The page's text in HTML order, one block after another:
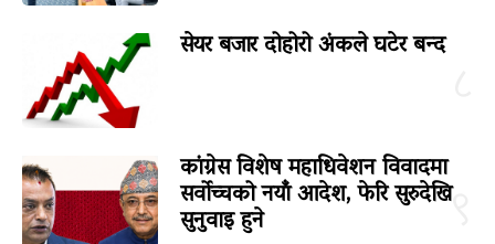
सेयर बजार दोहोरो अंकले घटेर बन्द
९
कांग्रेस विशेष महाधिवेशन विवादमा
सर्वोच्चको नयाँ आदेश, फेरि सुरुदेखि
सुनुवाइ हुने